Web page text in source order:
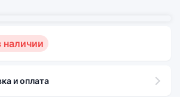
наличии
и оплата